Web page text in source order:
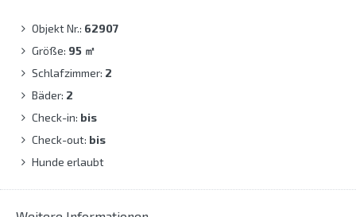
Objekt Nr.: 62907
Größe: 95 ㎡
Schlafzimmer: 2
Bäder: 2
Check-in: bis
Check-out: bis
Hunde erlaubt